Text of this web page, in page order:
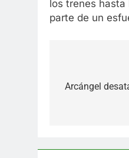
los trenes
parte de un
navigation
Arcángel